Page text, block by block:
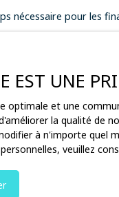
nécessaire pour les
la loi Informatique et
commerciale par
la consommation, sur
EST UNE
optimale et une
la qualité de
à n'importe quel
veuillez